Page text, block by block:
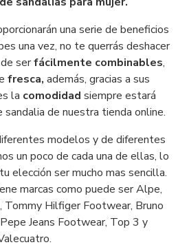
una serie de beneficios
una vez, no te querrás deshacer
serfácilmente combinables,
fresca, además, gracias a sus
la comodidad siempre estará
de nuestra tienda online.
modelos y de diferentes
un poco de cada una de ellas, lo
elección ser mucho mas sencilla.
marcas como puede ser Alpe,
Tommy Hilfiger Footwear, Bruno
Jeans Footwear, Top 3 y